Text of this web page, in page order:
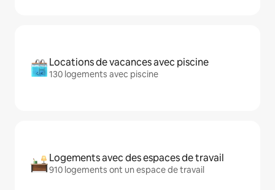
Locations de vacances avec piscine
130 logements avec piscine
Logements avec des espaces de travail
910 logements ont un espace de travail